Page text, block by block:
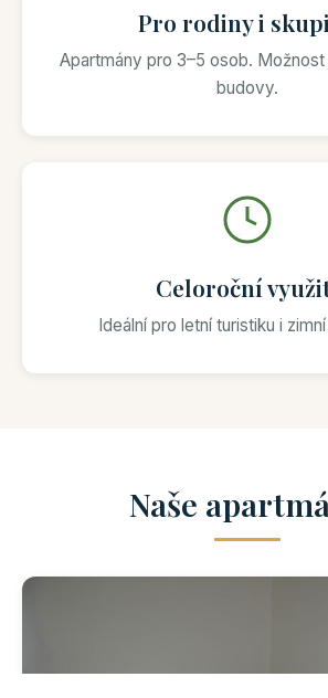
Pro rodiny i
Apartmány pro 3–5 osob.
budovy.
Celoroční
Ideální pro letní turistiku i
Naše